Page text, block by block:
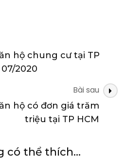
hộ chung cư tại TP
2020
Bài sau
hộ có đơn giá trăm
triệu tại TP HCM
có thể thích...